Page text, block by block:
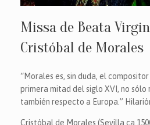
Missa de Beata
Cristóbal de Morales
“Morales es, sin duda, el
primera mitad del siglo XVI, no sólo
también respecto a Europa.”
Cristóbal de Morales (Sevilla